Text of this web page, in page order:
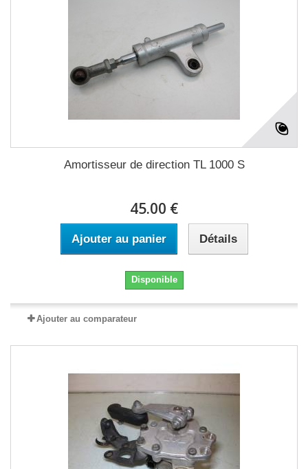
Amortisseur de direction TL 1000 S
45.00 €
Ajouter au panier Détails
Disponible
Ajouter au comparateur